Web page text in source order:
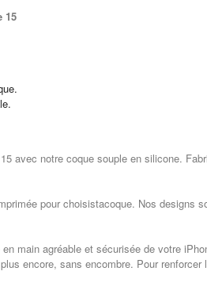
15
avec notre coque souple en silicone.
pour choisistacoque. Nos designs
main agréable et sécurisée de votre
encore, sans encombre. Pour